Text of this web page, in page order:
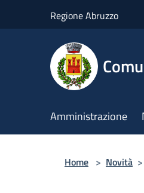
Regione Abruzzo
Amministrazione
Home > Novità >